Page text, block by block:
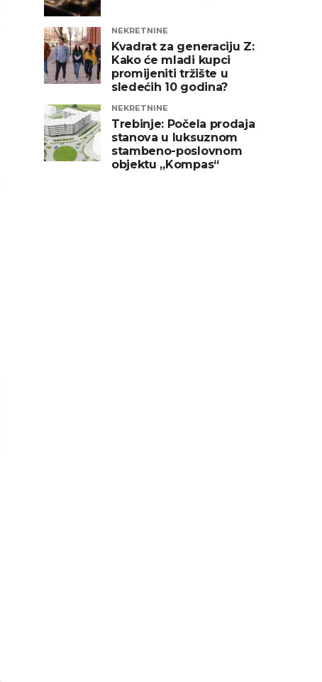
NEKRETNINE
Kvadrat za generaciju Z:
Kako će mladi kupci
promijeniti tržište u
sledećih 10 godina?
NEKRETNINE
Trebinje: Počela prodaja
stanova u luksuznom
stambeno-poslovnom
objektu „Kompas“